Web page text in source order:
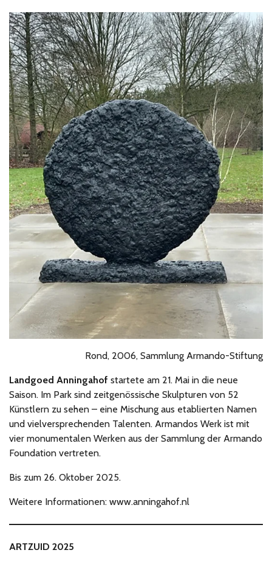
Rond, 2006, Sammlung Armando-Stiftung
Landgoed Anningahof startete am 21. Mai in die neue
Saison. Im Park sind zeitgenössische Skulpturen von 52
Künstlern zu sehen – eine Mischung aus etablierten Namen
und vielversprechenden Talenten. Armandos Werk ist mit
vier monumentalen Werken aus der Sammlung der Armando
Foundation vertreten.
Bis zum 26. Oktober 2025.
Weitere Informationen: www.anningahof.nl
ARTZUID 2025